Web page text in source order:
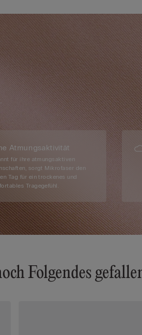
Atmungsaktivität
für ihre atmungsaktiven
sorgt Mikrofaser den
Tag für ein trockenes und
Tragegefühl.
Folgendes